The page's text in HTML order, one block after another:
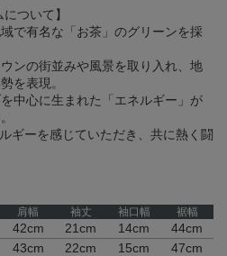
ついて】
で有名な「お茶」のグリーンを採
ンの街並みや風景を取り入れ、地
を表現。
中心に生まれた「エネルギー」が
ギーを感じていただき、共に熱く闘
肩幅 袖丈 袖口幅 裾幅
42cm 21cm 14cm
44cm
43cm 22cm 15cm
47cm